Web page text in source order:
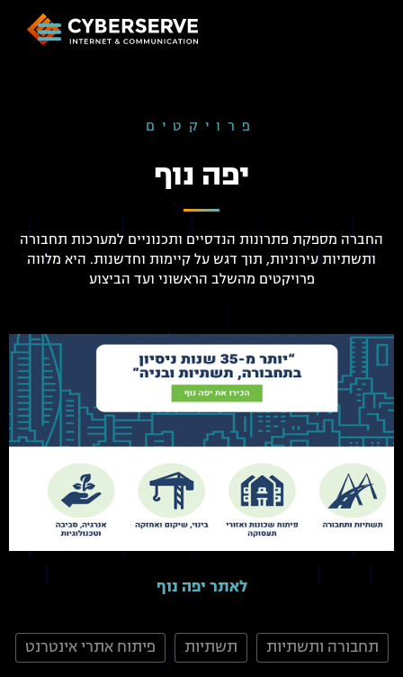
פרויקטים
יפה נוף
החברה מספקת פתרונות הנדסיים ותכנוניים למערכות תחבורה
ותשתיות עירוניות, תוך דגש על קיימות וחדשנות. היא מלווה
פרויקטים מהשלב הראשוני ועד הביצוע
לאתר יפה נוף
תחבורה ותשתיות תשתיות פיתוח אתרי אינטרנט